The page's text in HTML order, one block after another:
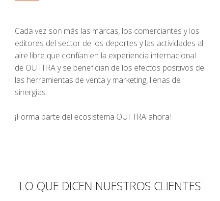
Cada vez son más las marcas, los comerciantes y los
editores del sector de los deportes y las actividades al
aire libre que confían en la experiencia internacional
de OUTTRA y se benefician de los efectos positivos de
las herramientas de venta y marketing, llenas de
sinergias.
¡Forma parte del ecosistema OUTTRA ahora!
LO QUE DICEN NUESTROS CLIENTES